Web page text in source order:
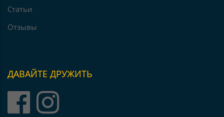
Статьи
Отзывы
ДАВАЙТЕ ДРУЖИТЬ